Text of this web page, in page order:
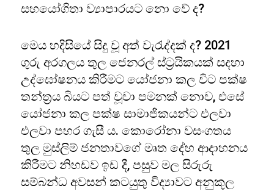
සහයෝගිතා ව්‍යාපාරයට නො වේ ද?
මෙය හදිසියේ සිදු වූ අත් වැරැද්දක් ද? 2021
ගුරු අරගලය තුල ජෙනරල් ස්ට්‍රයිකයක් සදහා
උද්ඝෝෂනය කිරීමට යෝජනා කල විට පක්ෂ
තන්ත්‍රය බියට පත් වූවා පමනක් නොව, එසේ
යෝජනා කල පක්ෂ සාමාජිකයන්ට එලවා
එලවා පහර ගැසී ය. කොරෝනා වසංගතය
තුල මුස්ලිම් ජනතාවගේ මෘත දේහ ආදාහනය
කිරීමට නිහඩව ඉඩ දී, පසුව මල සිරුරු
සම්බන්ධ අවසන් කටයුතු විද්‍යාවට අනුකූල